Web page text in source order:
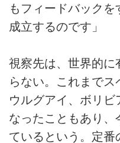
もフィードバック
成立するのです」
視察先は、世界的に
らない。これまで
ウルグアイ、ボリビ
なったこともあり
ているという。定